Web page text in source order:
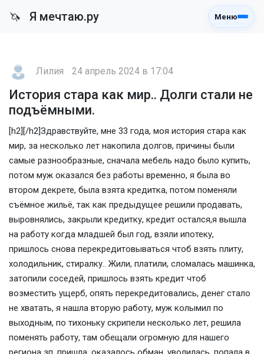
🦄 Я мечтаю.ру Меню
Лилия 24 апрель 2024 в 17:04
История стара как мир.. Долги стали не
подъёмными.
[h2][/h2]Здравствуйте, мне 33 года, моя история стара как
мир, за несколько лет накопила долгов, причины были
самые разнообразные, сначала мебель надо было купить,
потом муж оказался без работы временно, я была во
втором декрете, была взята кредитка, потом поменяли
съёмное жильё, так как предыдущее решили продавать,
выровнялись, закрыли кредитку, кредит остался,я вышла
на работу когда младшей был год, взяли ипотеку,
пришлось снова перекредитовываться чтоб взять плиту,
холодильник, стиралку.. Жили, платили, сломалась машинка,
затопили соседей, пришлось взять кредит чтоб
возместить ущерб, опять перекредитовались, денег стало
не хватать, я нашла вторую работу, муж колымил по
выходным, по тихоньку скрипели несколько лет, решила
поменять работу, там обещали огромную для нашего